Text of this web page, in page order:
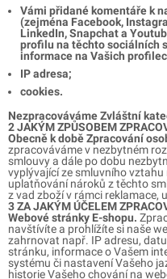
Vámi přidané komentáře k
(zejména Facebook,
LinkedIn, Snapchat a
profilu na těchto sociálních
informace na Vašich
IP adresa;
cookies.
Nezpracováváme Zvláštní
2 JAKÝM ZPŮSOBEM
Obecně k době Zpracování
zpracováváme v nezbytném
smlouvy a dále po dobu
vyplývající ze smluvního
uplatňování nároků z těchto
z vad zboží v rámci reklamace,
3 ZA JAKÝM ÚČELEM
Webové stránky E-shopu.
navštívíte a prohlížíte si naše
zahrnovat např. IP adresu,
stránku, informace o Vašem
systému či nastavení Vašeho
historie Vašeho chování na